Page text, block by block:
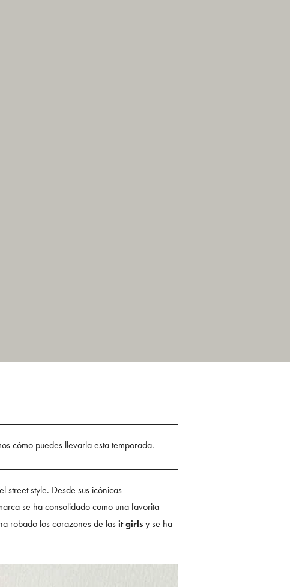
cómo puedes llevarla esta temporada.
street style. Desde sus icónicas
se ha consolidado como una favorita
robado los corazones de las it girlsy se ha